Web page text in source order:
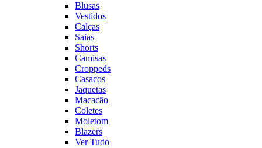
Blusas
Vestidos
Calças
Saias
Shorts
Camisas
Croppeds
Casacos
Jaquetas
Macacão
Coletes
Moletom
Blazers
Ver Tudo